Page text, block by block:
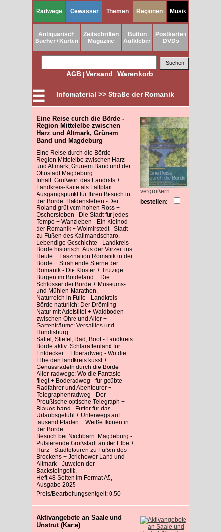
Radwege Gewässer Themen Regionen Musik
Antiquarisch
Bücher+Karten
Zeitschriften
Magazine
Button
Aufkleber
Postkarten
DVDs
AGB | Versand | Warenkorb
☰ Infomaterial >> Straße der Romanik
Eine Reise durch die Börde -
Region Mittelelbe zwischen
Harz und Altmark, Grünem
Band und Magdeburg
Eine Reise durch die Börde -
Region Mittelelbe zwischen Harz
und Altmark, Grünem Band und der
Ottostadt Magdeburg.
Inhalt: Grußwort des Landrats +
Landkreis-Karte als Faltplan +
Ausgangspunkt für Ihren Besuch in
der Börde: Haldensleben - Der
Roland grüt vom hohen Ross +
Oschersleben - Die Stadt für jedes
Tempo + Wanzleben - Ein Kleinod
der Romanik + Wolmirstedt - Stadt
zu Füßen des Kalimandscharo.
Lebendige Geschichte - Landkreis
Börde historisch: Aus der Vorzeit ins
Heute + Faszination Romanik in der
Börde + Strahlende Sterne der
Romanik - Die Klöster + Trutzige
Burgen im Bördeland + Die
Schlösser der Börde + Museums-
und Mühlen-Marathon.
Naturreich in Fülle - Landkreis
Börde natürlich: Der Drömling -
Natur mit Adelstitel + Waldboden
zwischen Ohre und Aller +
Gartenträume: Versailles und
Hundisburg.
Sattel, Stiefel, Rad, Boot - Landkreis
Börde aktiv: Schlaraffenland für
Entdecker + Elberadweg - Wo die
Elbe den landkreis küsst +
Genussradeln durch die Börde +
Aller-radwege: Wo die Fantasie
fliegt + Boderadweg - für geübte
Radfahrer und Abenteurer +
Telegraphenradweg - Der
Preußische optische Telegraph +
Blaues band - Futter für das
Urlaubsgefühl + Unterwegs auf
tausend Pfaden + Weiße Ikonen in
der Börde.
Besuch bei Nachbarn: Magdeburg -
Pulsierende Großstadt an der Elbe +
Harz - Städtetouren zu Füßen des
Brockens + Jerichower Land und
Altmark - Juwelen der
Backsteingotik.
Heft 48 Seiten im Format A5,
Ausgabe 2025
Preis/Bearbeitungsentgelt: 0.50
vergrößern
bestellen:
Aktivangebote an Saale und
Unstrut (Karte)